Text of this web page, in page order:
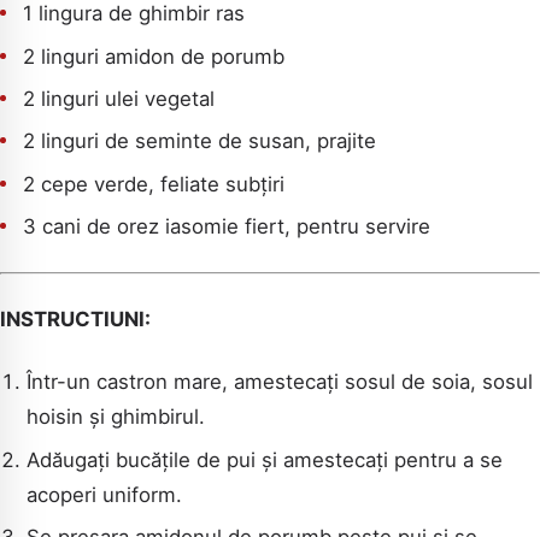
CAUTA
1 lingura de ghimbir ras
2 linguri amidon de porumb
2 linguri ulei vegetal
2 linguri de seminte de susan, prajite
2 cepe verde, feliate subțiri
3 cani de orez iasomie fiert, pentru servire
INSTRUCTIUNI:
Într-un castron mare, amestecați sosul de soia, sosul
hoisin și ghimbirul.
Adăugați bucățile de pui și amestecați pentru a se
acoperi uniform.